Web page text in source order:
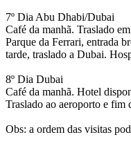
7º Dia Abu Dhabi/Dubai
Café da manhã. Traslado
Parque da Ferrari, entrada
tarde, traslado a Dubai.
8º Dia Dubai
Café da manhã. Hotel
Traslado ao aeroporto e fim
Obs: a ordem das visitas